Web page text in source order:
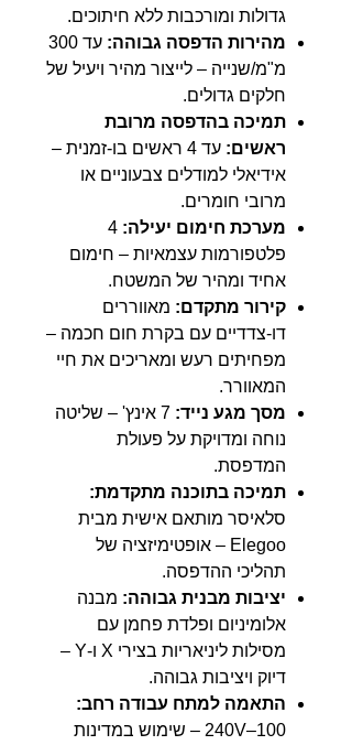
גדולות ומורכבות ללא חיתוכים.
מהירות הדפסה גבוהה:
עד 300
מ"מ/שנייה – לייצור מהיר ויעיל של
חלקים גדולים.
תמיכה בהדפסה מרובת
ראשים:
עד 4 ראשים בו-זמנית –
אידיאלי למודלים צבעוניים או
מרובי חומרים.
מערכת חימום יעילה: 4
פלטפורמות עצמאיות – חימום
אחיד ומהיר של המשטח.
קירור מתקדם: מאווררים
דו-צדדיים עם בקרת חום חכמה –
מפחיתים רעש ומאריכים את חיי
המאוורר.
מסך מגע נייד:
7 אינץ' – שליטה
נוחה ומדויקת על פעולת
המדפסת.
תמיכה בתוכנה מתקדמת:
סלאיסר מותאם אישית מבית
Elegoo – אופטימיזציה של
תהליכי ההדפסה.
יציבות מבנית גבוהה: מבנה
אלומיניום ופלדת פחמן עם
מסילות ליניאריות בצירי X ו-Y –
דיוק ויציבות גבוהה.
התאמה למתח עבודה רחב:
100–240V – שימוש במדינות